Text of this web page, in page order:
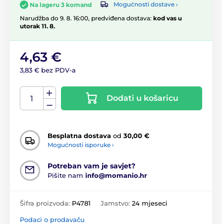
Na lageru 3 komand
Mogućnosti dostave ›
Narudžba do 9. 8. 16:00, predviđena dostava: kod vas u
utorak 11. 8.
4,63 €
3,83 € bez PDV-a
Dodati u košaricu
Besplatna dostava od 30,00 €
Mogućnosti isporuke ›
Potreban vam je savjet?
Pišite nam info@momanio.hr
Šifra proizvoda: P4781 Jamstvo: 24 mjeseci
Podaci o prodavaču